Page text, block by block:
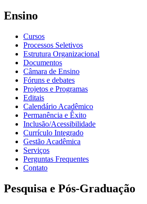
Ensino
Cursos
Processos Seletivos
Estrutura Organizacional
Documentos
Câmara de Ensino
Fóruns e debates
Projetos e Programas
Editais
Calendário Acadêmico
Permanência e Êxito
Inclusão/Acessibilidade
Currículo Integrado
Gestão Acadêmica
Serviços
Perguntas Frequentes
Contato
Pesquisa e Pós-Graduação